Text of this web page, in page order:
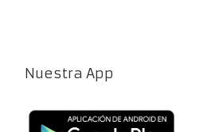
Nuestra App